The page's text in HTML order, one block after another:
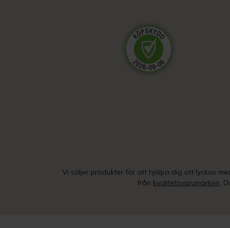
Vi säljer produkter för att hjälpa dig att lyckas
från kvalitetsvarumärken.